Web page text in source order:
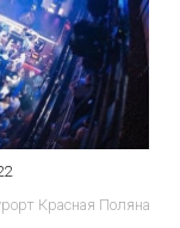
Красная Поляна